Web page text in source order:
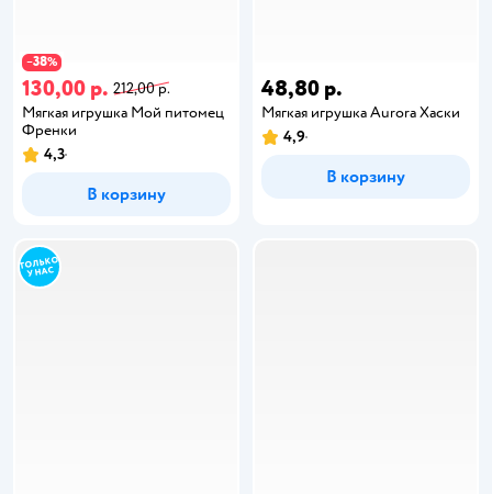
−38%
130,00 р. 212,00 р.
Мягкая игрушка Мой питомец
Френки
4,3
В корзину
48,80 р.
Мягкая игрушка Aurora Хаски
4,9
В корзину